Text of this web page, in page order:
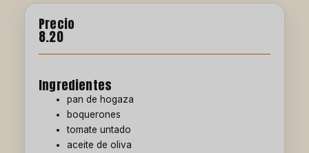
Precio
8.20
Ingredientes
pan de hogaza
boquerones
tomate untado
aceite de oliva